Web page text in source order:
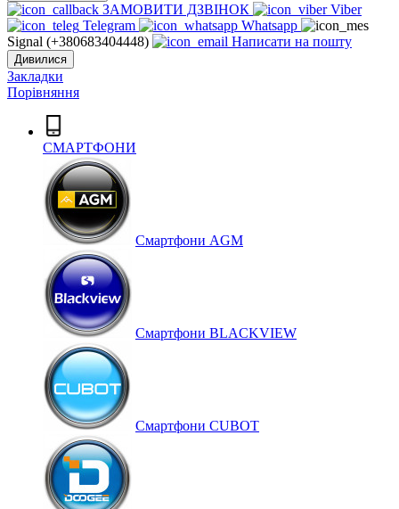
ЗАМОВИТИ ДЗВІНОК
Viber
Telegram
Whatsapp
Signal (+380683404448)
Написати на пошту
Дивилися
Закладки
Порівняння
СМАРТФОНИ
Cмартфони AGM
Смартфони BLACKVIEW
Смартфони CUBOT